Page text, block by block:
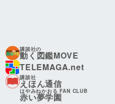
講談社の
動く図鑑MOVE
TELEMAGA.net
講談社
えほん通信
はやみねかおる FAN CLUB
赤い夢学園